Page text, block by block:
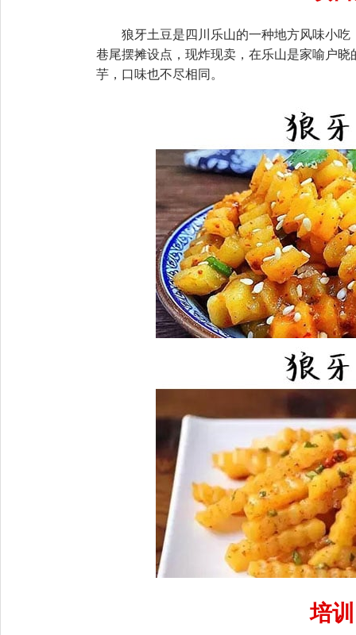
狼牙土豆是四川乐山的一种地方风味小
巷尾摆摊设点，现炸现卖，在乐山是家喻户
芋，口味也不尽相同。
培